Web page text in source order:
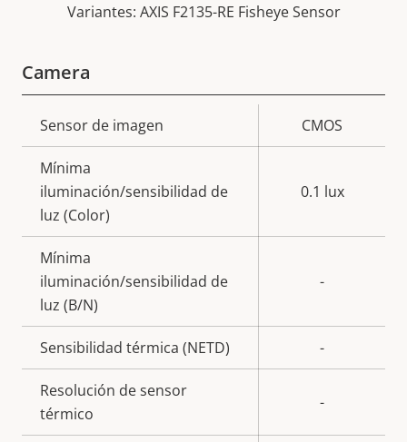
Variantes: AXIS F2135-RE Fisheye Sensor
Camera
Descripción
de
propiedad
la
Sensor de imagen CMOS
Mínima
iluminación/sensibilidad de
luz (Color)
0.1 lux
Mínima
iluminación/sensibilidad de
luz (B/N)
-
Sensibilidad térmica (NETD) -
Resolución de sensor
térmico
-